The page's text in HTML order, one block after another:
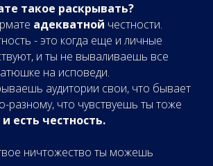
такое раскрывать?
адекватной честности.
- это когда еще и личные
и ты не вываливаешь все
на исповеди.
аудитории свои, что бывает
разному, что чувствуешь ты тоже
есть честность.
ничтожество ты можешь